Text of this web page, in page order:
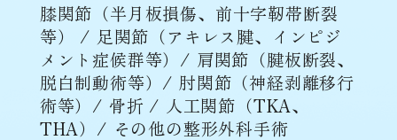
膝関節（半月板損傷、前十字靭帯断裂
等） / 足関節（アキレス腱、インピジ
メント症候群等）/ 肩関節（腱板断裂、
脱白制動術等）/ 肘関節（神経剥離移行
術等）/ 骨折 / 人工関節（TKA、
THA）/ その他の整形外科手術